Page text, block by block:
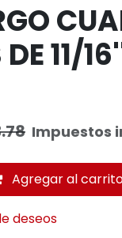
11/
Impuestos
Agregar al
deseos